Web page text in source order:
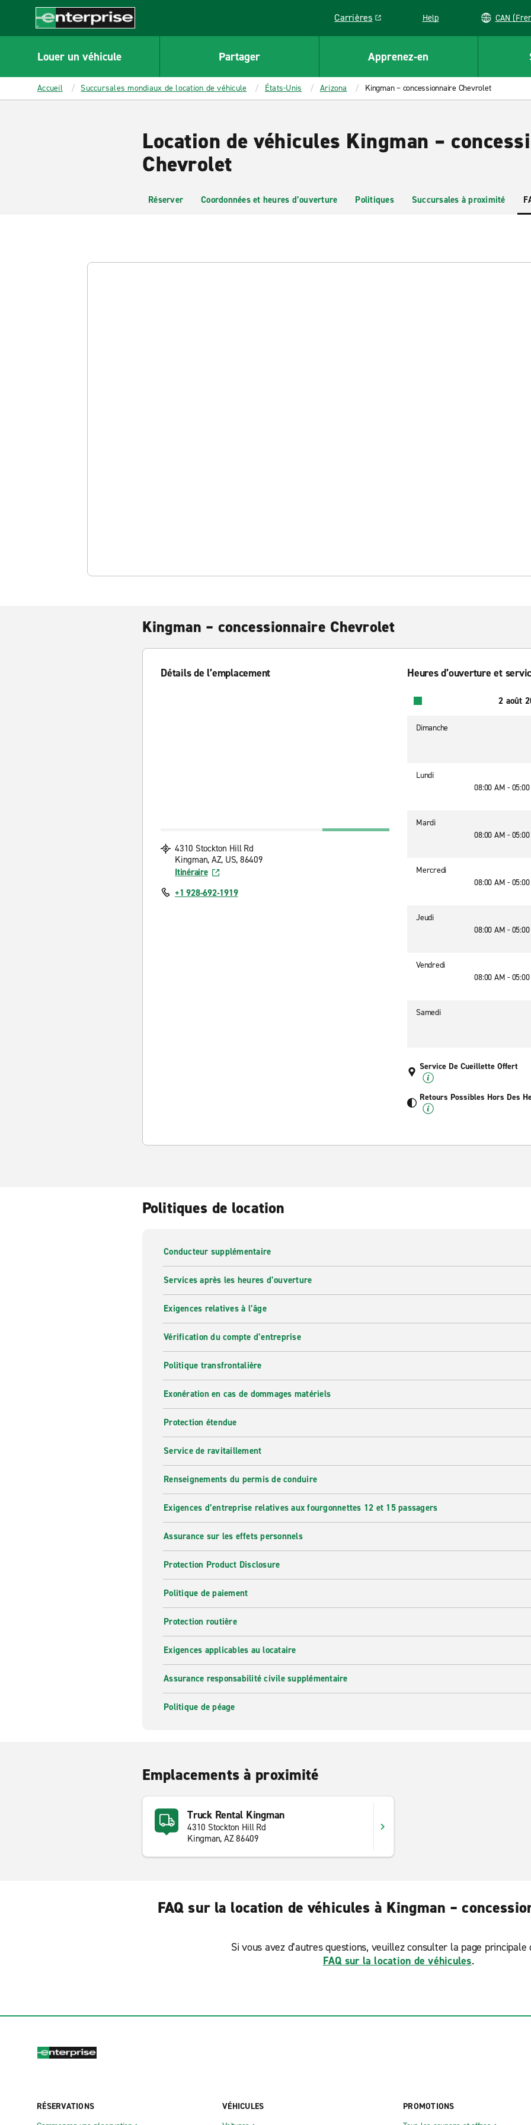
CONTENT
Enterprise
Carrières
Link opens in a new window
Help CAN
Louer un véhicule Partager Apprenez-en
Accueil Succursales mondiaux de location de véhicule États-Unis Arizona Kingman – concessionnaire Chevrolet
Location de véhicules Kingman –
Chevrolet
Réserver Coordonnées et heures d’ouverture Politiques Succursales à proximité
Kingman – concessionnaire Chevrolet
Détails de l’emplacement
4310 Stockton Hill Rd
Kingman, AZ, US, 86409
Itinéraire
+1 928-692-1919
Heures d’ouverture et
2 août
Dimanche
Lundi
08:00 AM -
Mardi
08:00 AM -
Mercredi
08:00 AM -
Jeudi
08:00 AM -
Vendredi
08:00 AM -
Samedi
Service De Cueillette Offert
Retours Possibles Hors Des
Politiques de location
Conducteur supplémentaire
Services après les heures d’ouverture
Exigences relatives à l’âge
Vérification du compte d’entreprise
Politique transfrontalière
Exonération en cas de dommages matériels
Protection étendue
Service de ravitaillement
Renseignements du permis de conduire
Exigences d’entreprise relatives aux fourgonnettes 12 et 15 passagers
Assurance sur les effets personnels
Protection Product Disclosure
Politique de paiement
Protection routière
Exigences applicables au locataire
Assurance responsabilité civile supplémentaire
Politique de péage
Emplacements à proximité
Truck Rental Kingman
4310 Stockton Hill Rd
Kingman, AZ 86409
FAQ sur la location de véhicules à Kingman –
Si vous avez d’autres questions, veuillez consulter la page principale
FAQ sur la location de véhicules.
RÉSERVATIONS
VÉHICULES
PROMOTIONS